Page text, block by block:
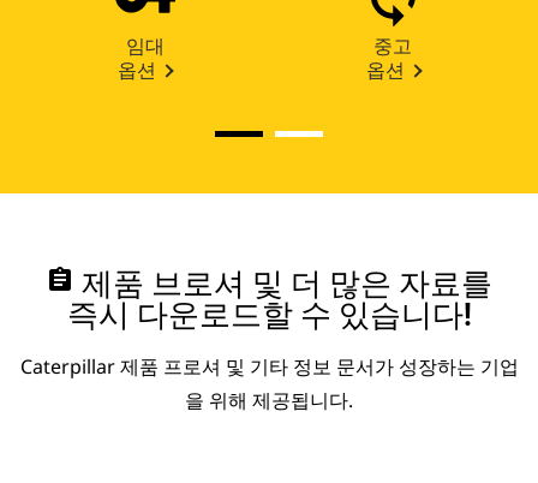
임대
옵션
중고
옵션
assignment 제품 브로셔 및 더 많은 자료를
즉시 다운로드할 수 있습니다!
Caterpillar 제품 프로셔 및 기타 정보 문서가 성장하는 기업
을 위해 제공됩니다.